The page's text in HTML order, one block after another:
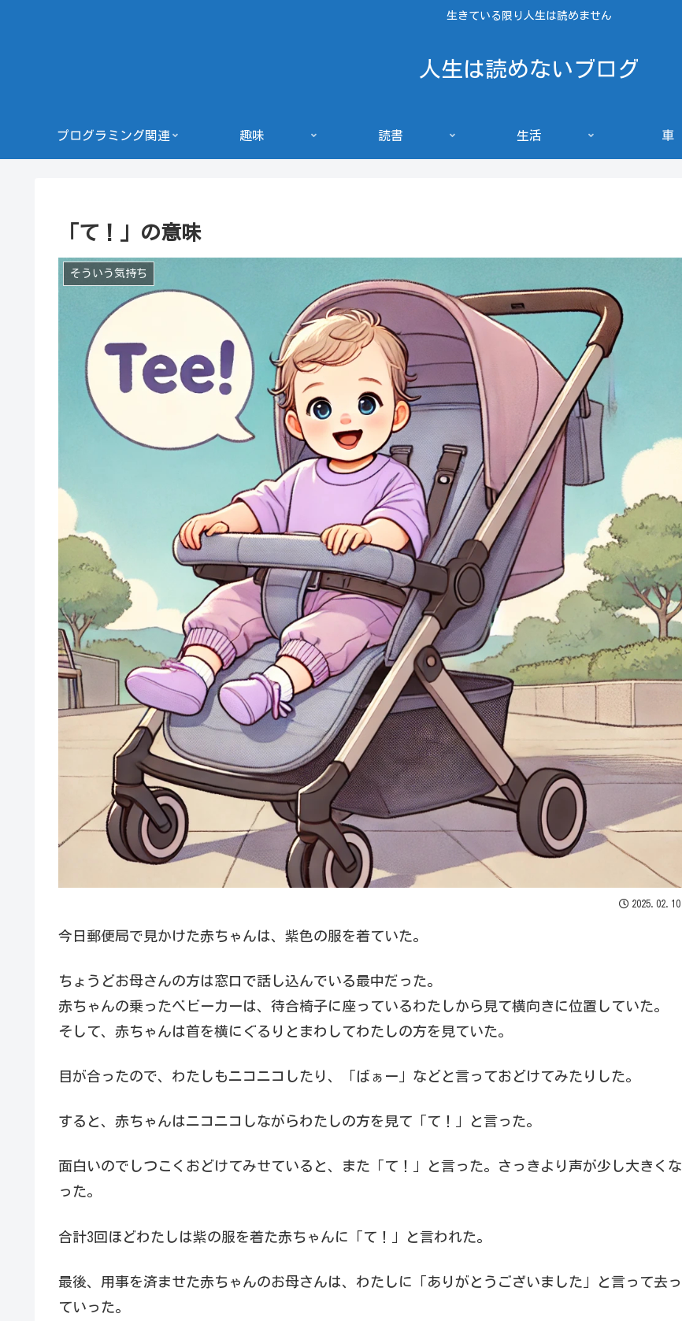
生きている限り人生は読めません
人生は読めないブログ
プログラミング関連 趣味 読書 生活 車
「て！」の意味
そういう気持ち
2025.02.10
今日郵便局で見かけた赤ちゃんは、紫色の服を着ていた。
ちょうどお母さんの方は窓口で話し込んでいる最中だった。
赤ちゃんの乗ったベビーカーは、待合椅子に座っているわたしから見て横向きに位置していた。
そして、赤ちゃんは首を横にぐるりとまわしてわたしの方を見ていた。
目が合ったので、わたしもニコニコしたり、「ばぁー」などと言っておどけてみたりした。
すると、赤ちゃんはニコニコしながらわたしの方を見て「て！」と言った。
面白いのでしつこくおどけてみせていると、また「て！」と言った。さっきより声が少し大きくな
った。
合計3回ほどわたしは紫の服を着た赤ちゃんに「て！」と言われた。
最後、用事を済ませた赤ちゃんのお母さんは、わたしに「ありがとうございました」と言って去っ
ていった。